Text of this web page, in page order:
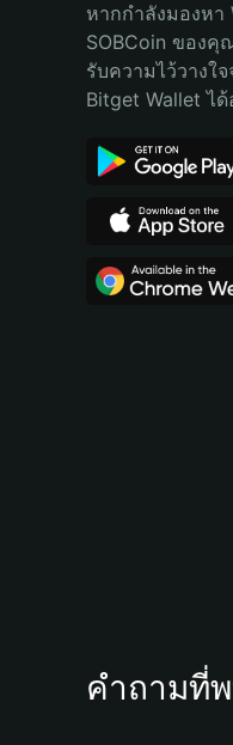
Bahasa Indonesia
Português (Brasil)
หากกำลังมองหา
SOBCoin ของ
รับความไว้วางใ
Bitget Wallet ได้
คำถามที่